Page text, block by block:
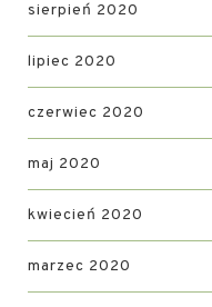
sierpień 2020
lipiec 2020
czerwiec 2020
maj 2020
kwiecień 2020
marzec 2020